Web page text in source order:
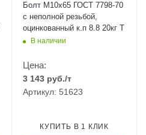
Болт М10x65 ГОСТ 7798-70
с неполной резьбой,
оцинкованный к.п 8.8 20кг Т
В наличии
Цена:
3 143 руб./т
Артикул: 51623
КУПИТЬ В 1 КЛИК